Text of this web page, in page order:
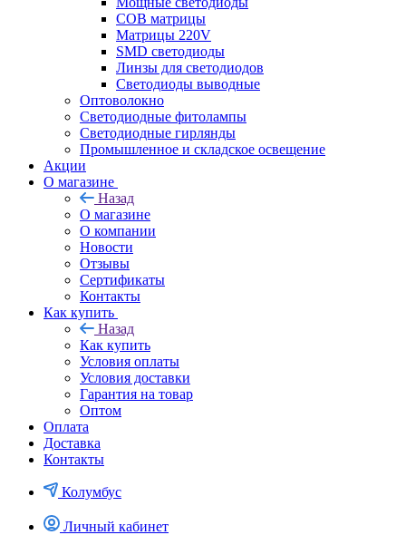
COB матрицы
Матрицы 220V
SMD светодиоды
Линзы для светодиодов
Светодиоды выводные
Оптоволокно
Светодиодные фитолампы
Светодиодные гирлянды
Промышленное и складское освещение
Акции
О магазине
Назад
О магазине
О компании
Новости
Отзывы
Сертификаты
Контакты
Как купить
Назад
Как купить
Условия оплаты
Условия доставки
Гарантия на товар
Оптом
Оплата
Доставка
Контакты
Колумбус
Личный кабинет